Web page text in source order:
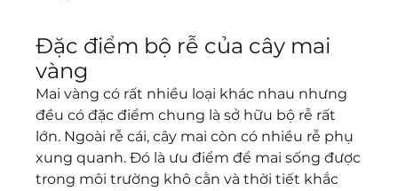
Đặc điểm bộ rễ của cây mai
vàng
Mai vàng có rất nhiều loại khác nhau nhưng
đều có đặc điểm chung là sở hữu bộ rễ rất
lớn. Ngoài rễ cái, cây mai còn có nhiều rễ phụ
xung quanh. Đó là ưu điểm để mai sống được
trong môi trường khô cằn và thời tiết khắc